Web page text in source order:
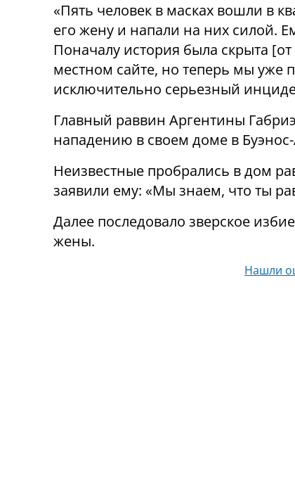
«Пять человек в масках вошли в
его жену и напали на них силой.
Поначалу история была скрыта
местном сайте, но теперь мы уже
исключительно серьезный
Главный раввин Аргентины
нападению в своем доме в
Неизвестные пробрались в дом
заявили ему: «Мы знаем, что ты
Далее последовало зверское
жены.
Нашли